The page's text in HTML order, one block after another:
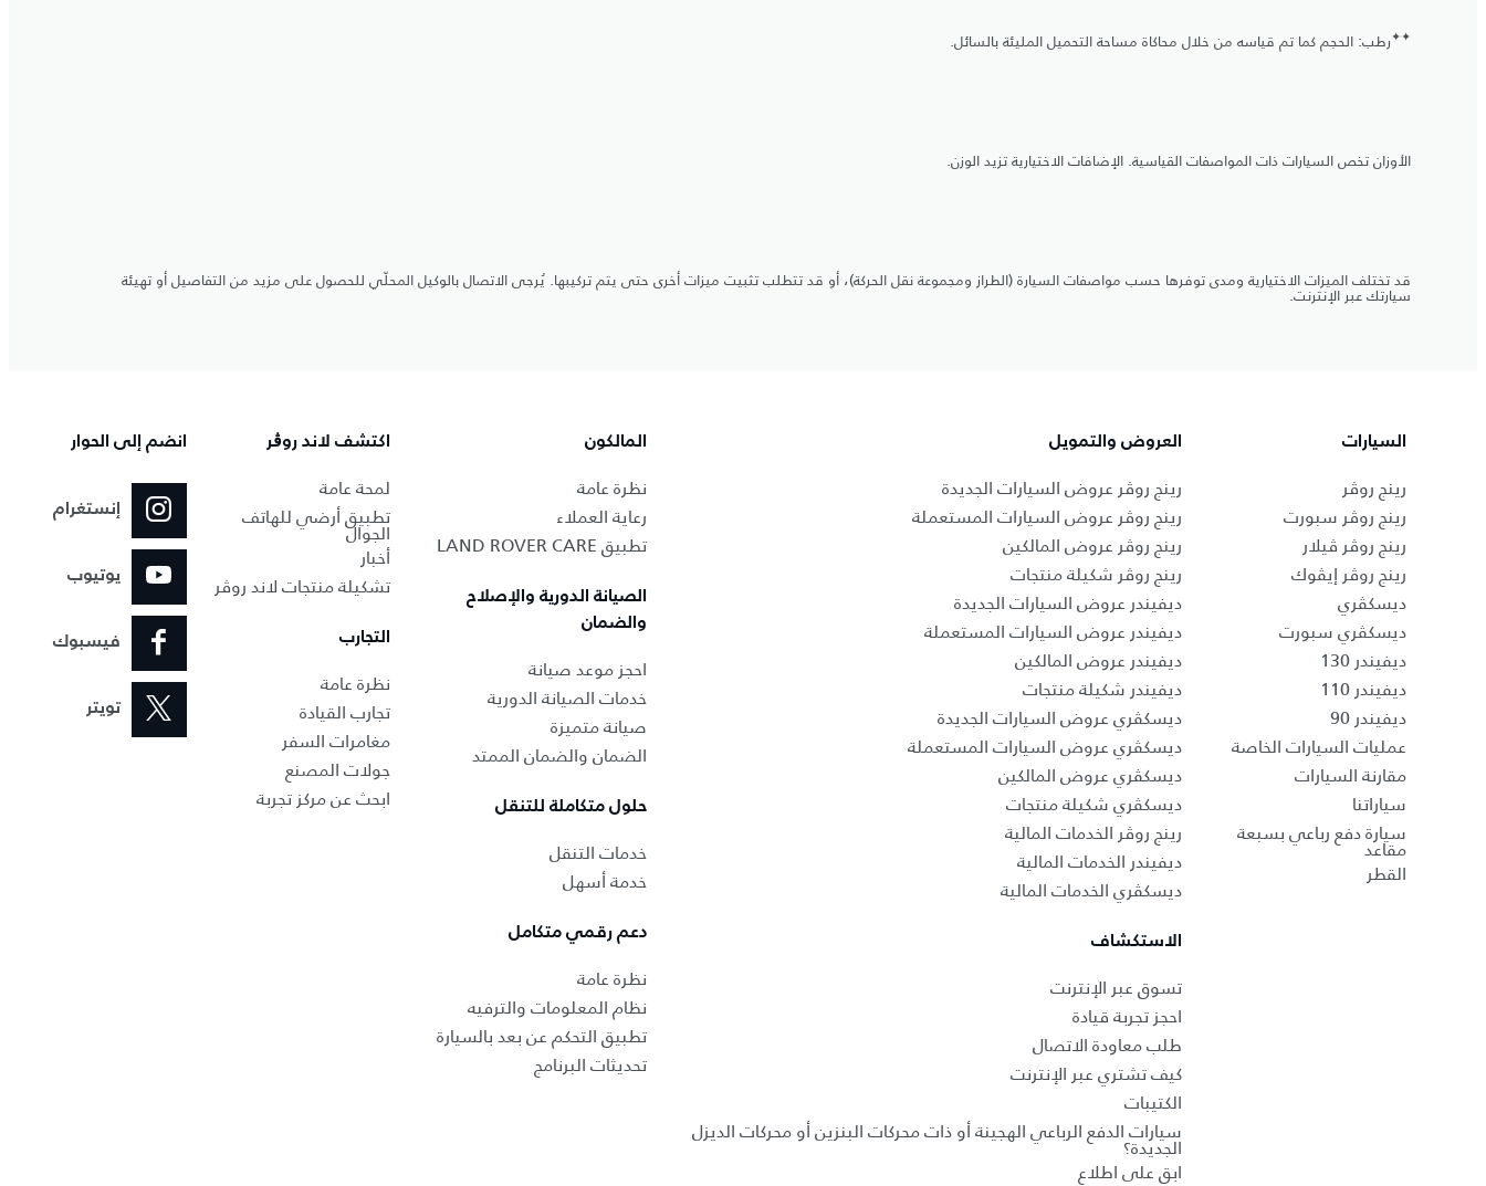
✦
✦رطب: الحجم كما تم قياسه من خلال محاكاة مساحة التحميل المليئة بالسائل.
الأوزان تخص السيارات ذات المواصفات القياسية. الإضافات الاختيارية تزيد الوزن.
قد تختلف الميزات الاختيارية ومدى توفرها حسب مواصفات السيارة (الطراز ومجموعة نقل الحركة)، أو قد تتطلب تثبيت ميزات أخرى حتى يتم تركيبها. يُرجى الاتصال بالوكيل المحلّي للحصول على مزيد من التفاصيل أو تهيئة
سيارتك عبر الإنترنت.
السيارات
رينج روڤر
رينج روڤر سبورت
رينج روڤر ڤيلار
رينج روڤر إيڤوك
ديسكڤري
ديسكڤري سبورت
ديفيندر 130
ديفيندر 110
ديفيندر 90
عمليات السيارات الخاصة
مقارنة السيارات
سياراتنا
سيارة دفع رباعي بسبعة
مقاعد
القطر
العروض والتمويل
رينج روڤر عروض السيارات الجديدة
رينج روڤر عروض السيارات المستعملة
رينج روڤر عروض المالكين
رينج روڤر شكيلة منتجات
ديفيندر عروض السيارات الجديدة
ديفيندر عروض السيارات المستعملة
ديفيندر عروض المالكين
ديفيندر شكيلة منتجات
ديسكڤري عروض السيارات الجديدة
ديسكڤري عروض السيارات المستعملة
ديسكڤري عروض المالكين
ديسكڤري شكيلة منتجات
رينج روڤر الخدمات المالية
ديفيندر الخدمات المالية
ديسكڤري الخدمات المالية
الاستكشاف
تسوق عبر الإنترنت
احجز تجربة قيادة
طلب معاودة الاتصال
كيف تشتري عبر الإنترنت
الكتيبات
سيارات الدفع الرباعي الهجينة أو ذات محركات البنزين أو محركات الديزل
الجديدة؟
ابق على اطلاع
المالكون
نظرة عامة
رعاية العملاء
تطبيق LAND ROVER CARE
الصيانة الدورية والإصلاح
والضمان
احجز موعد صيانة
خدمات الصيانة الدورية
صيانة متميزة
الضمان والضمان الممتد
حلول متكاملة للتنقل
خدمات التنقل
خدمة أسهل
دعم رقمي متكامل
نظرة عامة
نظام المعلومات والترفيه
تطبيق التحكم عن بعد بالسيارة
تحديثات البرنامج
اكتشف لاند روڨر
لمحة عامة
تطبيق أرضي للهاتف
الجوال
أخبار
تشكيلة منتجات لاند روڤر
التجارب
نظرة عامة
تجارب القيادة
مغامرات السفر
جولات المصنع
ابحث عن مركز تجربة
انضم إلى الحوار
إنستغرام
يوتيوب
فيسبوك
تويتر